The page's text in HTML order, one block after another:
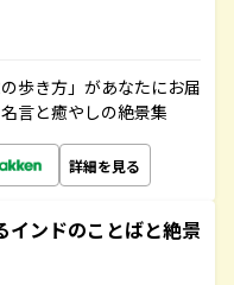
歩き方」があなたにお届
言と癒やしの絶景集
詳細を見る
インドのことばと絶景